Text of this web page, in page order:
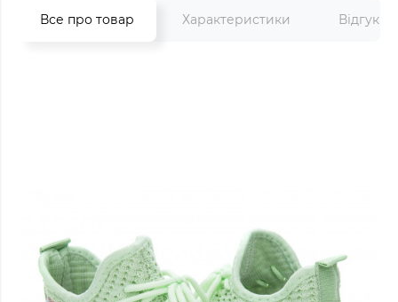
Все про товар Характеристики Відгуки